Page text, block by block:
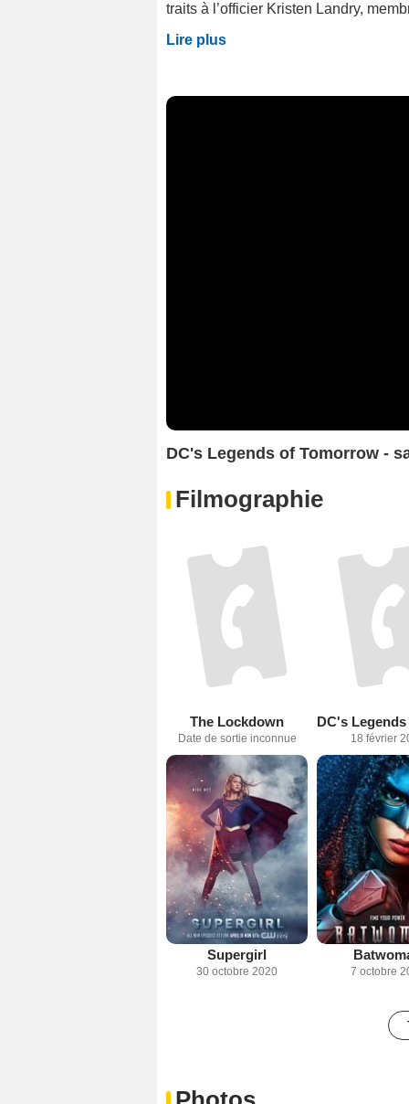
traits à l’officier Kristen Landry,
Lire plus
DC's Legends of Tomorrow -
Filmographie
The Lockdown
Date de sortie inconnue 18 février
Supergirl
30 octobre 2020 7 octobre